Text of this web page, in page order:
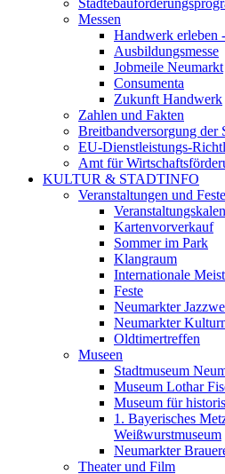
Messen
Handwerk erleben
Ausbildungsmesse
Jobmeile Neumarkt
Consumenta
Zukunft Handwerk
Zahlen und Fakten
Breitbandversorgung der
EU-Dienstleistungs-
Amt für
KULTUR & STADTINFO
Veranstaltungen und Feste
Kartenvorverkauf
Sommer im Park
Klangraum
Internationale
Feste
Neumarkter
Neumarkter
Oldtimertreffen
Museen
Stadtmuseum
Museum Lothar
Museum für
1. Bayerisches
Weißwurstmuseum
Neumarkter
Theater und Film